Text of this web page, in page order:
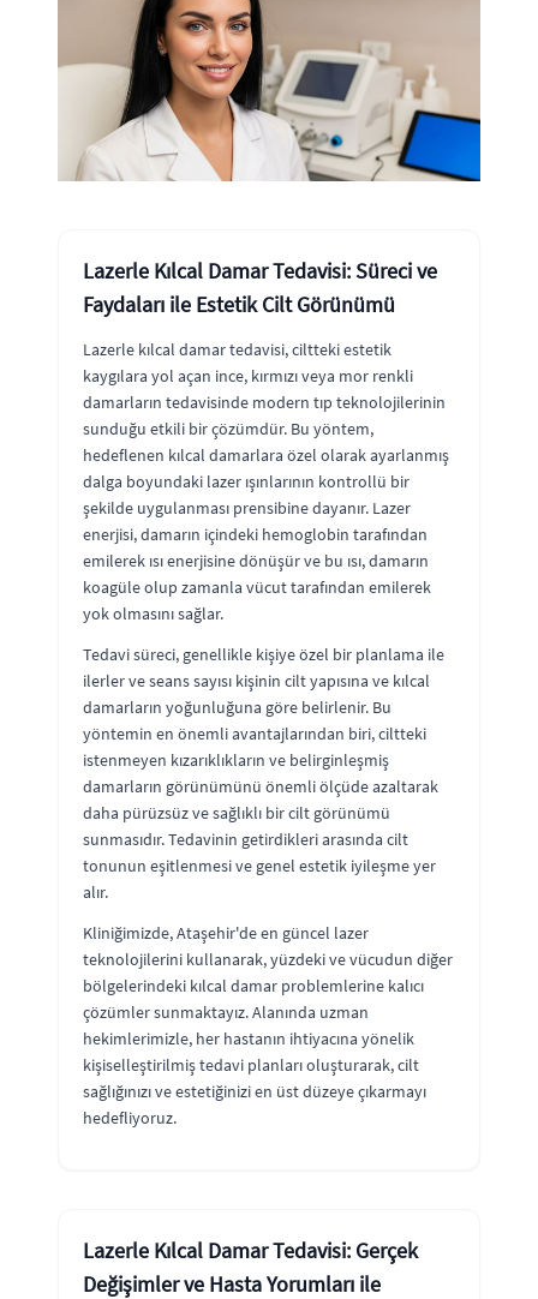
Lazerle Kılcal Damar Tedavisi: Süreci ve
Faydaları ile Estetik Cilt Görünümü
Lazerle kılcal damar tedavisi, ciltteki estetik
kaygılara yol açan ince, kırmızı veya mor renkli
damarların tedavisinde modern tıp teknolojilerinin
sunduğu etkili bir çözümdür. Bu yöntem,
hedeflenen kılcal damarlara özel olarak ayarlanmış
dalga boyundaki lazer ışınlarının kontrollü bir
şekilde uygulanması prensibine dayanır. Lazer
enerjisi, damarın içindeki hemoglobin tarafından
emilerek ısı enerjisine dönüşür ve bu ısı, damarın
koagüle olup zamanla vücut tarafından emilerek
yok olmasını sağlar.
Tedavi süreci, genellikle kişiye özel bir planlama ile
ilerler ve seans sayısı kişinin cilt yapısına ve kılcal
damarların yoğunluğuna göre belirlenir. Bu
yöntemin en önemli avantajlarından biri, ciltteki
istenmeyen kızarıklıkların ve belirginleşmiş
damarların görünümünü önemli ölçüde azaltarak
daha pürüzsüz ve sağlıklı bir cilt görünümü
sunmasıdır. Tedavinin getirdikleri arasında cilt
tonunun eşitlenmesi ve genel estetik iyileşme yer
alır.
Kliniğimizde, Ataşehir'de en güncel lazer
teknolojilerini kullanarak, yüzdeki ve vücudun diğer
bölgelerindeki kılcal damar problemlerine kalıcı
çözümler sunmaktayız. Alanında uzman
hekimlerimizle, her hastanın ihtiyacına yönelik
kişiselleştirilmiş tedavi planları oluşturarak, cilt
sağlığınızı ve estetiğinizi en üst düzeye çıkarmayı
hedefliyoruz.
Lazerle Kılcal Damar Tedavisi: Gerçek
Değişimler ve Hasta Yorumları ile